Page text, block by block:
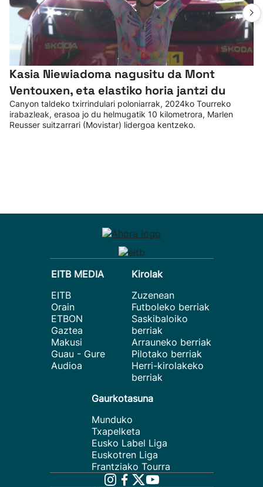
Kasia Niewiadoma nagusitu da Mont
Ventouxen, eta elastiko horia jantzi du
Canyon taldeko txirrindulari poloniarrak, 2024ko Tourreko
irabazleak, erasoa jo du helmugatik 10 kilometrora, Marlen
Reusser suitzarrari (Movistar) lidergoa kentzeko.
EITB MEDIA
EITB
Orain
ETBON
Gaztea
Makusi
Guau - Gure
Audioa
Kirolak
Zuzenean
Futboleko berriak
Saskibaloiko
berriak
Arrauneko berriak
Pilotako berriak
Herri-kirolakeko
berriak
Gaurkotasuna
Munduko
Txapelketa
Eusko Label Liga
Euskotren Liga
Frantziako Tourra